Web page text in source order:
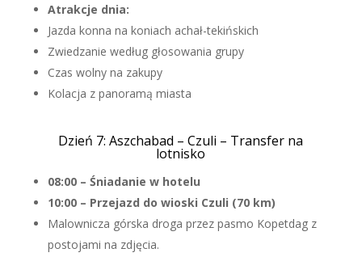
Atrakcje dnia:
Jazda konna na koniach achał-tekińskich
Zwiedzanie według głosowania grupy
Czas wolny na zakupy
Kolacja z panoramą miasta
Dzień 7: Aszchabad – Czuli – Transfer na
lotnisko
08:00 – Śniadanie w hotelu
10:00 – Przejazd do wioski Czuli (70 km)
Malownicza górska droga przez pasmo Kopetdag z
postojami na zdjęcia.